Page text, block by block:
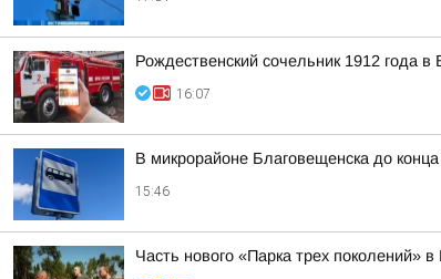
Рождественский сочельник 1912 года
16:07
В микрорайоне Благовещенска до
15:46
Часть нового «Парка трех поколений»